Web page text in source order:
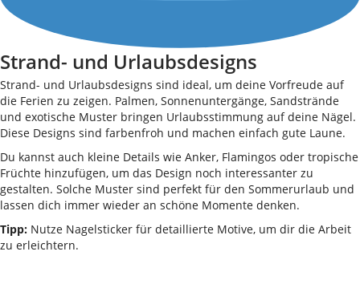
Strand- und Urlaubsdesigns
Strand- und Urlaubsdesigns sind ideal, um deine Vorfreude auf
die Ferien zu zeigen. Palmen, Sonnenuntergänge, Sandstrände
und exotische Muster bringen Urlaubsstimmung auf deine Nägel.
Diese Designs sind farbenfroh und machen einfach gute Laune.
Du kannst auch kleine Details wie Anker, Flamingos oder tropische
Früchte hinzufügen, um das Design noch interessanter zu
gestalten. Solche Muster sind perfekt für den Sommerurlaub und
lassen dich immer wieder an schöne Momente denken.
Tipp: Nutze Nagelsticker für detaillierte Motive, um dir die Arbeit
zu erleichtern.